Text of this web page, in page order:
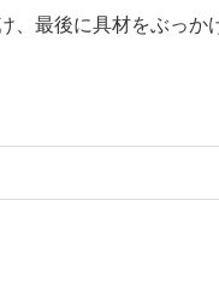
、最後に具材をぶっか